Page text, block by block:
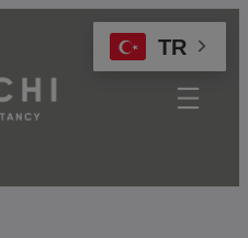
TR
modal-check